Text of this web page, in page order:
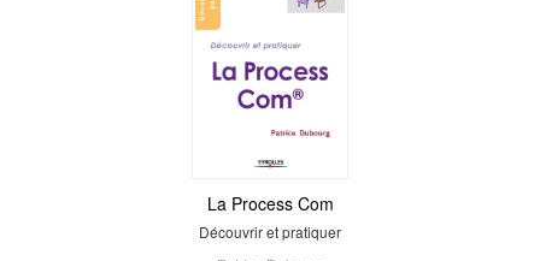
La Process Com
Découvrir et pratiquer